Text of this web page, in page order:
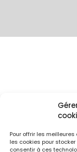
Pour offrir les
les cookies pour
consentir à ces